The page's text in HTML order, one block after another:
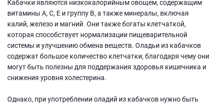
Кабачки являются низкокалорийным овощем, содержащим
витамины А, С, E и группу В, а также минералы, включая
калий, железо и магний. Они также богаты клетчаткой,
которая способствует нормализации пищеварительной
системы и улучшению обмена веществ. Оладьи из кабачков
содержат большое количество клетчатки, благодаря чему они
могут быть полезны для поддержания здоровья кишечника и
снижения уровня холестерина.
Однако, при употреблении оладий из кабачков нужно быть